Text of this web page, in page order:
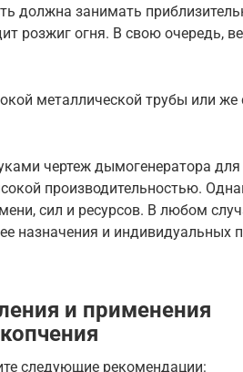
должна занимать
розжиг огня. В свою очередь,
металлической трубы или же
чертеж дымогенератора для
производительностью.
сил и ресурсов. В любом
назначения и индивидуальных
и применения
следующие рекомендации: